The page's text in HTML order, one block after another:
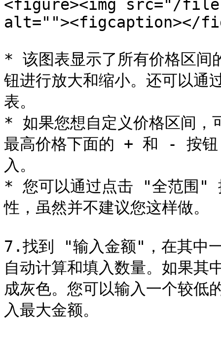
<figure><img src="/files/
alt=""><figcaption></
* 该图表显示了所有价格区间
钮进行放大和缩小。还可以
表。
* 如果您想自定义价格区间，
最高价格下面的 + 和 - 按钮
入。
* 您可以通过点击 "全范围"
性，虽然并不建议您这样做。
7.找到 "输入金额"，在其中
自动计算和填入数量。如果其
成灰色。您可以输入一个较
入最大金额。